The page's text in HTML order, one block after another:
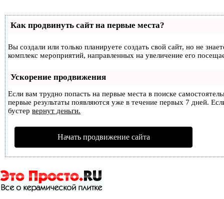
Как продвинуть сайт на первые места?
Вы создали или только планируете создать свой сайт, но не
комплекс мероприятий, направленных на увеличение его
Ускорение продвижения
Если вам трудно попасть на первые места в поиске
первые результаты появляются уже в течение первых 7 дней.
бустер вернут деньги.
Начать продвижение сайта